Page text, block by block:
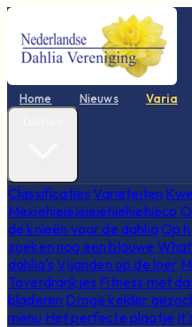
Home Nieuws Varia
Classificaties Variëteiten
Mexiehieieieieiehiehiehieco
de knieën voor de dahliaOp
zoeken nog een blauwe
dahlia's Vijanden op de loer
Toverdrankjes Fitness met
bladeren Droge kelder
menu Het perfecte plaatje